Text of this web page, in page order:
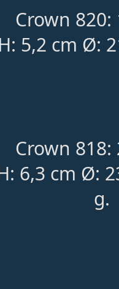
Crown 820:
5,2 cm Ø:
Crown 818:
6,3 cm Ø:
g.